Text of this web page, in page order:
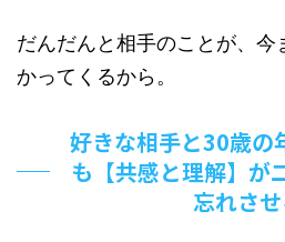
だんだんと相手のことが、今
かってくるから。
好きな相手と30歳の
も【共感と理解】が
忘れさ